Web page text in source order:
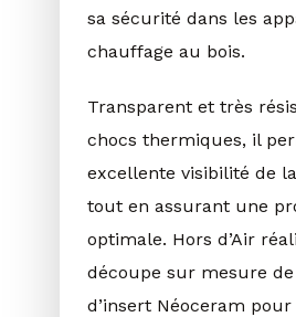
sa sécurité dans les
chauffage au bois.
Transparent et très
chocs thermiques, il
excellente visibilité de
tout en assurant une
optimale. Hors d’Air
découpe sur mesure
d’insert Néoceram pour